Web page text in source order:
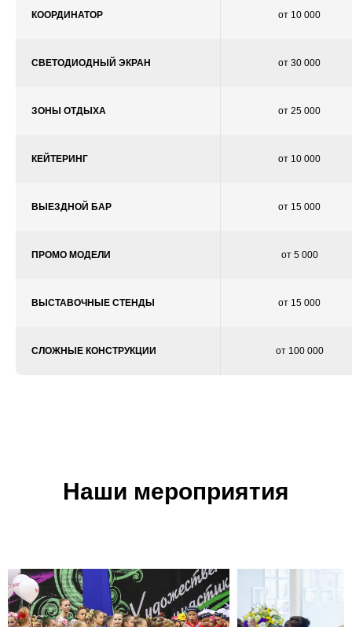
КООРДИНАТОР от 10 000
СВЕТОДИОДНЫЙ ЭКРАН от 30 000
ЗОНЫ ОТДЫХА от 25 000
КЕЙТЕРИНГ от 10 000
ВЫЕЗДНОЙ БАР от 15 000
ПРОМО МОДЕЛИ от 5 000
ВЫСТАВОЧНЫЕ СТЕНДЫ от 15 000
СЛОЖНЫЕ КОНСТРУКЦИИ от 100 000
Наши мероприятия